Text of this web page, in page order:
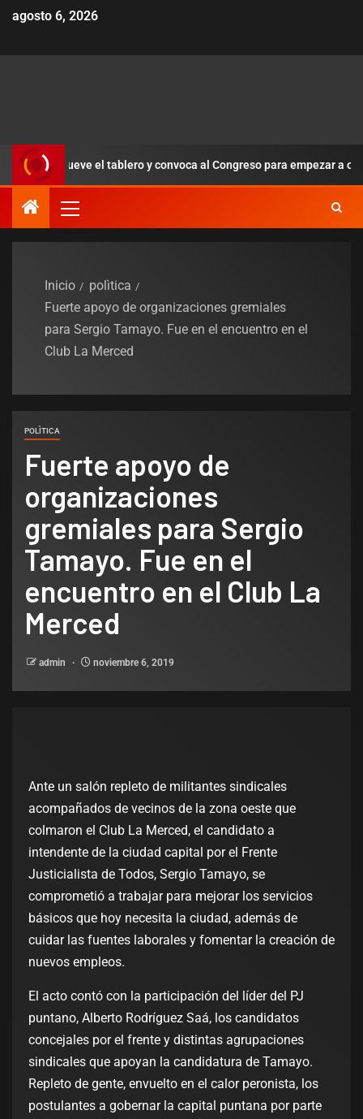
agosto 6, 2026
mueve el tablero y convoca al Congreso para empezar a ordenar la
Inicio
polìtica
Fuerte apoyo de organizaciones gremiales
para Sergio Tamayo. Fue en el encuentro en el
Club La Merced
POLÌTICA
Fuerte apoyo de
organizaciones
gremiales para Sergio
Tamayo. Fue en el
encuentro en el Club La
Merced
admin noviembre 6, 2019
Ante un salón repleto de militantes sindicales
acompañados de vecinos de la zona oeste que
colmaron el Club La Merced, el candidato a
intendente de la ciudad capital por el Frente
Justicialista de Todos, Sergio Tamayo, se
comprometió a trabajar para mejorar los servicios
básicos que hoy necesita la ciudad, además de
cuidar las fuentes laborales y fomentar la creación de
nuevos empleos.
El acto contó con la participación del líder del PJ
puntano, Alberto Rodríguez Saá, los candidatos
concejales por el frente y distintas agrupaciones
sindicales que apoyan la candidatura de Tamayo.
Repleto de gente, envuelto en el calor peronista, los
postulantes a gobernar la capital puntana por parte